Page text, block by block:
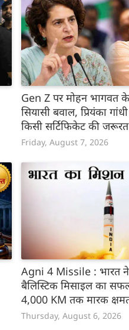
Gen Z पर मोहन भागवत
सियासी बवाल, प्रियंका
किसी सर्टिफिकेट की
Friday, August 7, 2026
Agni 4 Missile : भारत
बैलिस्टिक मिसाइल का
4,000 KM तक मारक
Thursday, August 6, 2026